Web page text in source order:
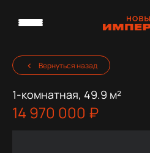
Вернуться назад
1-комнатная, 49.9 м²
14 970 000 ₽